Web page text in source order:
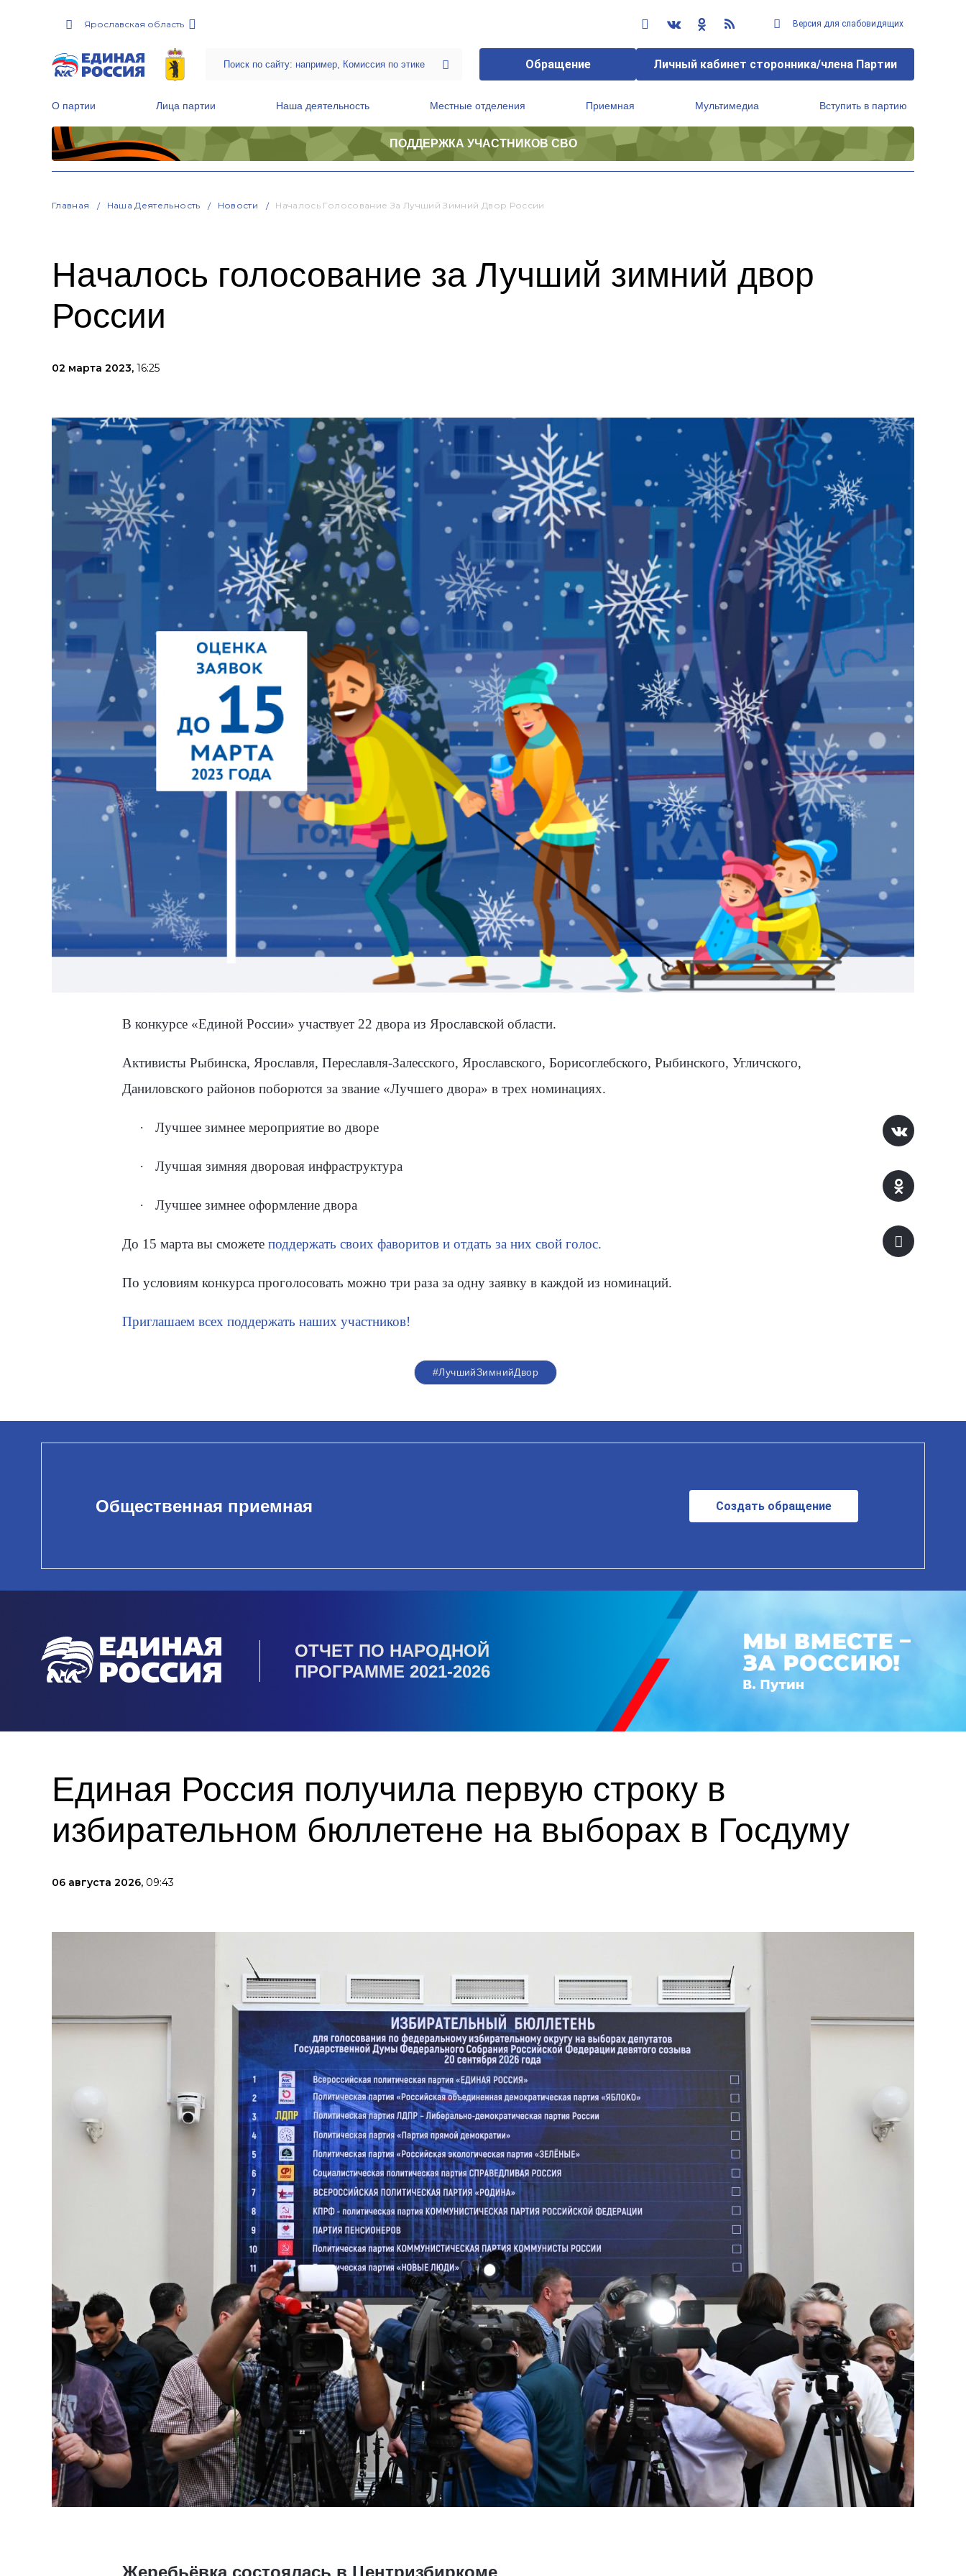
Ярославская область Версия для слабовидящих
Обращение Личный кабинет сторонника/члена Партии
О партии Лица партии Наша деятельность Местные отделения Приемная Мультимедиа Вступить в партию
ПОДДЕРЖКА УЧАСТНИКОВ СВО
Главная Наша Деятельность Новости Началось Голосование За Лучший Зимний Двор России
Началось голосование за Лучший зимний двор
России
02 марта 2023, 16:25
В конкурсе «Единой России» участвует 22 двора из Ярославской области.
Активисты Рыбинска, Ярославля, Переславля-Залесского, Ярославского, Борисоглебского, Рыбинского, Угличского,
Даниловского районов поборются за звание «Лучшего двора» в трех номинациях.
· Лучшее зимнее мероприятие во дворе
· Лучшая зимняя дворовая инфраструктура
· Лучшее зимнее оформление двора
До 15 марта вы сможете поддержать своих фаворитов и отдать за них свой голос.
По условиям конкурса проголосовать можно три раза за одну заявку в каждой из номинаций.
Приглашаем всех поддержать наших участников!
#ЛучшийЗимнийДвор
Общественная приемная Создать обращение
ОТЧЕТ ПО НАРОДНОЙ
ПРОГРАММЕ 2021-2026
Единая Россия получила первую строку в
избирательном бюллетене на выборах в Госдуму
06 августа 2026, 09:43
Жеребьёвка состоялась в Центризбиркоме